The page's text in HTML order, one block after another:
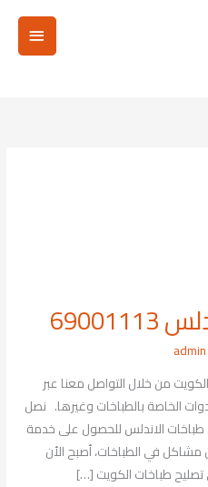
admin
من خلال التواصل معنا عبر
الأدوات الخاصة بالطباخات وغيرها. نصل
طباخات الاندلس للحصول على خدمة
في الطباخات، أصبح الأن
طباخات الكويت […]